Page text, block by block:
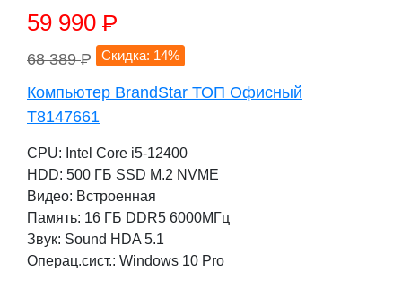
59 990 P
68 389P Скидка: 14%
Компьютер BrandStar ТОП Офисный
T8147661
CPU: Intel Core i5-12400
HDD: 500 ГБ SSD M.2 NVME
Видео: Встроенная
Память: 16 ГБ DDR5 6000МГц
Звук: Sound HDA 5.1
Операц.сист.: Windows 10 Pro